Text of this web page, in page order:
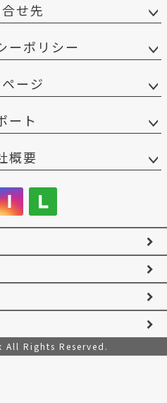
せ先
ーポリシー
ージ
ート
概要
Rights Reserved.